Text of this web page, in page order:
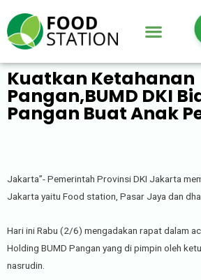
Kuatkan Ketahanan
Pangan,BUMD DKI
Pangan Buat Anak
Jakarta”- Pemerintah Provinsi DKI Jakarta
Jakarta yaitu Food station, Pasar Jaya dan
Hari ini Rabu (2/6) mengadakan rapat dalam
Holding BUMD Pangan yang di pimpin oleh
nasrudin.